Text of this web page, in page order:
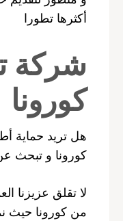
أكثرها تطورا
شركة
كورونا
هل تريد حماية
كورونا و تبحث
لا تقلق عزيزنا
من كورونا حيث